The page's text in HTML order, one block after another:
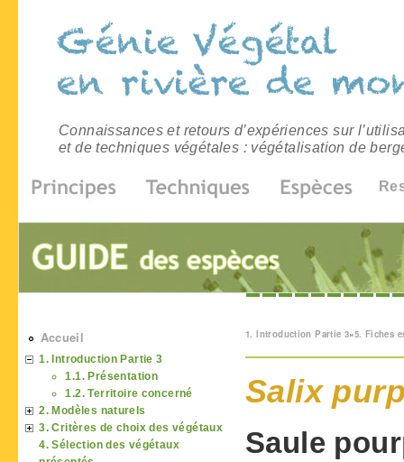
Connaissances et retours d’expériences sur
et de techniques végétales : végétalisation de
Vous êtes ici
1. Introduction Partie 3»5. Fiches
Salix
Saule
Accueil
1. Introduction Partie 3
1.1. Présentation
1.2. Territoire concerné
2. Modèles naturels
3. Critères de choix des végétaux
4. Sélection des végétaux